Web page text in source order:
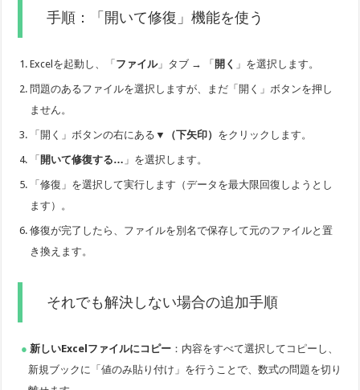
手順：「開いて修復」機能を使う
Excelを起動し、「ファイル」タブ → 「開く 」を選択します。
問題のあるファイルを選択しますが、まだ「開く」ボタンを押し
ません。
「開く」ボタンの右にある ▼（下矢印） をクリックします。
「開いて修復する… 」を選択します。
「修復」を選択して実行します（データを最大限回復しようとし
ます）。
修復が完了したら、ファイルを別名で保存して元のファイルと置
き換えます。
それでも解決しない場合の追加手順
新しいExcelファイルにコピー ：内容をすべて選択してコピーし、
新規ブックに「値のみ貼り付け」を行うことで、数式の問題を切り